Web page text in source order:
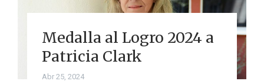
Medalla al Logro 2024 a
Patricia Clark
Abr 25, 2024